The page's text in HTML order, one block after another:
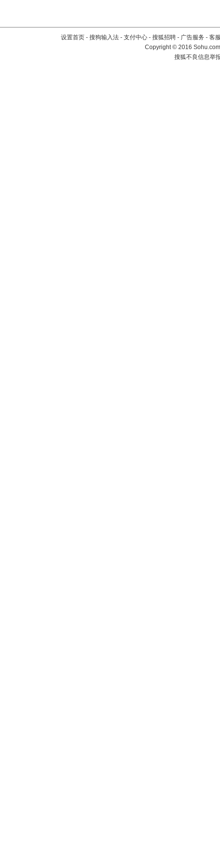
设置首页 - 搜狗输入法 - 支付中心 - 搜狐招聘 - 广告服务 - 客
Copyright©2016
搜狐不良信息举